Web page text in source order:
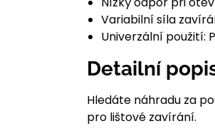
Variabilní síla
Univerzální použití:
Detailní
Hledáte náhradu za
pro lištové zavírání.